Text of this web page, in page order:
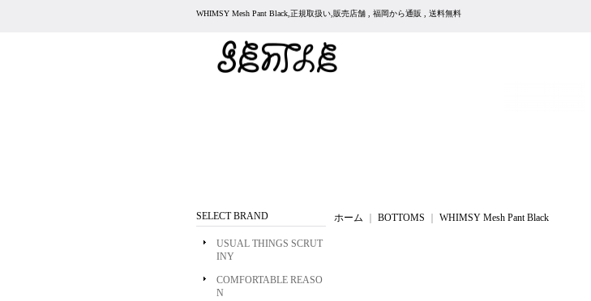
WHIMSY Mesh Pant Black,正規取扱い,販売店舗 , 福岡から通販 , 送料無料
SELECT BRAND
USUAL THINGS SCRUT
INY
COMFORTABLE REASO
N
ホーム BOTTOMS WHIMSY Mesh Pant Black